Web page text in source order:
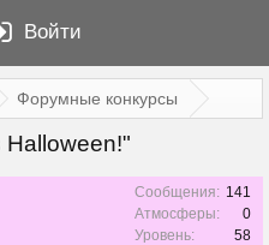
Войти
Форумные конкурсы
Сообщения: 141
Атмосферы:
0
Уровень:
58